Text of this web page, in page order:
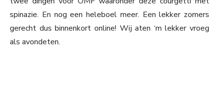
spinazie. En nog een heleboel meer. Een lekker zomers
gerecht dus binnenkort online! Wij aten ‘m lekker vroeg
als avondeten.